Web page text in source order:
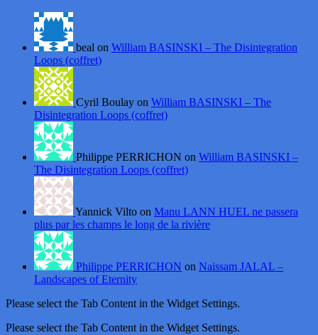
beal on William BASINSKI – The Disintegration
Loops (coffret)
Cyril Boulay on William BASINSKI – The
Disintegration Loops (coffret)
Philippe PERRICHON on William BASINSKI –
The Disintegration Loops (coffret)
Yannick Vilto on Manu LANN HUEL ne passera
plus par les champs le long de la rivière
Philippe PERRICHON on Naissam JALAL –
Landscapes of Eternity
Please select the Tab Content in the Widget Settings.
Please select the Tab Content in the Widget Settings.